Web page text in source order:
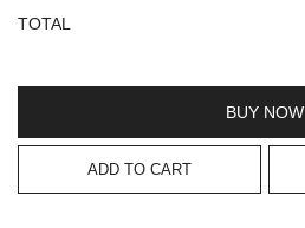
TOTAL
BUY NOW
ADD TO CART